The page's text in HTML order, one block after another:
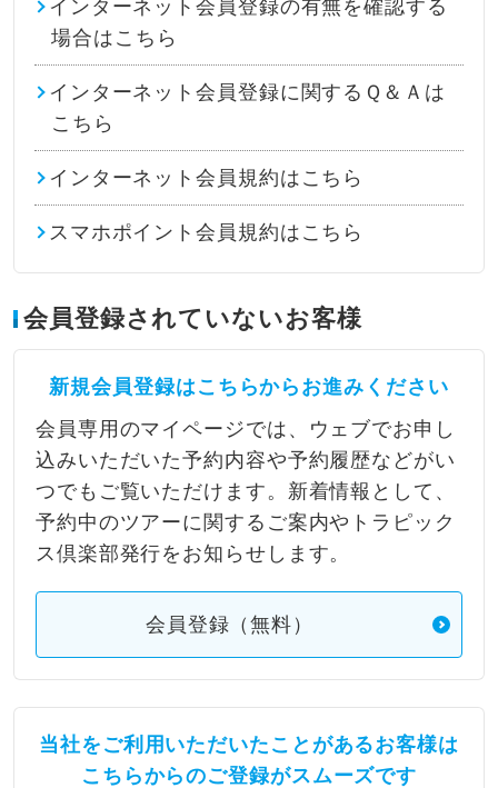
インターネット会員登録の有無を確認する
場合はこちら
インターネット会員登録に関するＱ＆Ａは
こちら
インターネット会員規約はこちら
スマホポイント会員規約はこちら
会員登録されていないお客様
新規会員登録はこちらからお進みください
会員専用のマイページでは、ウェブでお申し
込みいただいた予約内容や予約履歴などがい
つでもご覧いただけます。新着情報として、
予約中のツアーに関するご案内やトラピック
ス倶楽部発行をお知らせします。
会員登録（無料）
当社をご利用いただいたことがあるお客様は
こちらからのご登録がスムーズです